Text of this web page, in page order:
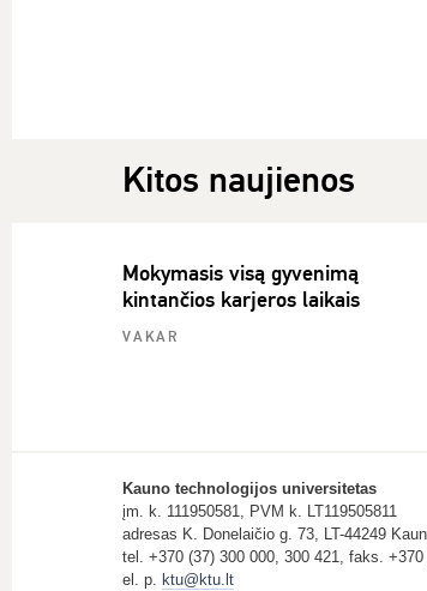
Kitos naujienos
Mokymasis visą gyvenimą
kintančios karjeros laikais
VAKAR
Kauno technologijos universitetas
įm. k. 111950581, PVM k. LT119505811
adresas K. Donelaičio g. 73, LT-44249
tel. +370 (37) 300 000, 300 421, faks. +370
el. p. ktu@ktu.lt